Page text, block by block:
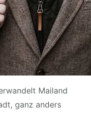
Mailand
ganz anders